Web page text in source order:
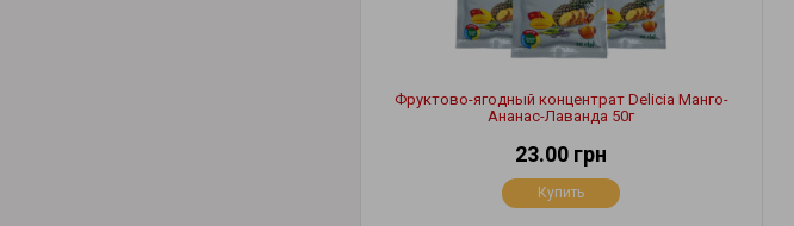
Фруктово-ягодный концентрат Delicia Манго-
Ананас-Лаванда 50г
23.00 грн
Купить